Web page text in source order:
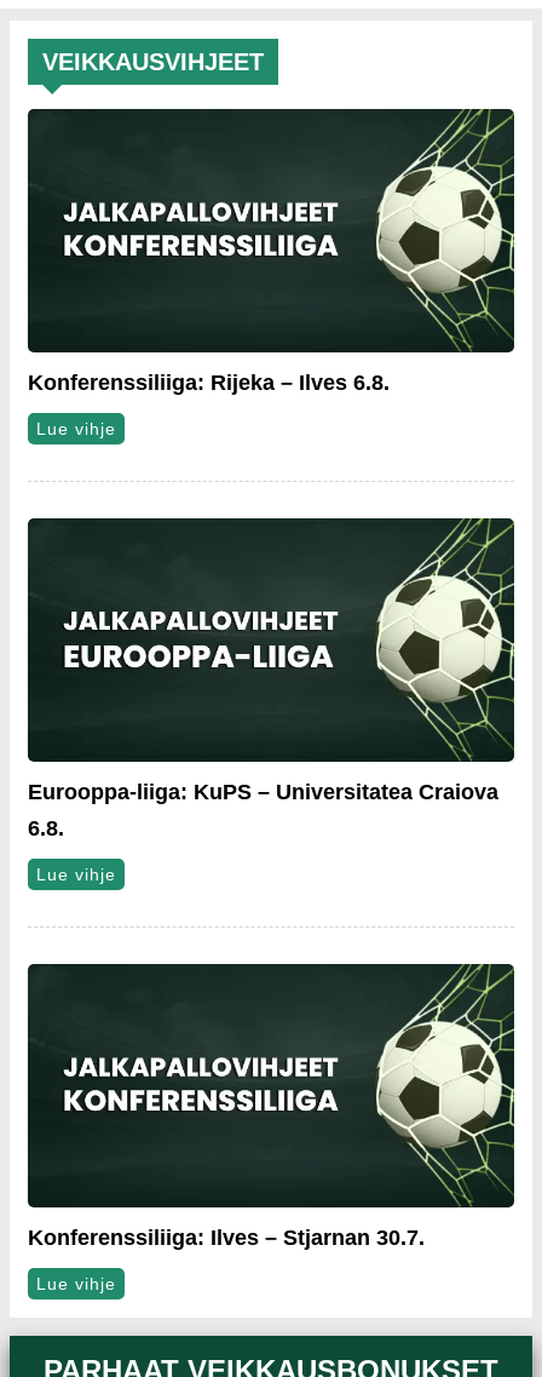
VEIKKAUSVIHJEET
Konferenssiliiga: Rijeka – Ilves 6.8.
Lue vihje
Eurooppa-liiga: KuPS – Universitatea Craiova
6.8.
Lue vihje
Konferenssiliiga: Ilves – Stjarnan 30.7.
Lue vihje
PARHAAT VEIKKAUSBONUKSET